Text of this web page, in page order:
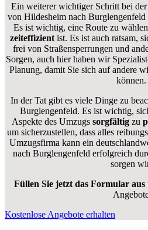
Ein weiterer wichtiger Schritt bei
von Hildesheim nach Burglengenfeld
Es ist wichtig, eine Route zu
zeiteffizientist. Es ist auch ratsam,
frei von Straßensperrungen und
Sorgen, auch hier haben wir
Planung, damit Sie sich auf andere
können.
In der Tat gibt es viele Dinge zu
Burglengenfeld. Es ist wichtig,
Aspekte des Umzugs sorgfältigzu
um sicherzustellen, dass alles
Umzugsfirma kann ein
nach Burglengenfeld erfolgreich
sorgen
Füllen Sie jetzt das Formular aus
Kostenlose Angebote erhalten